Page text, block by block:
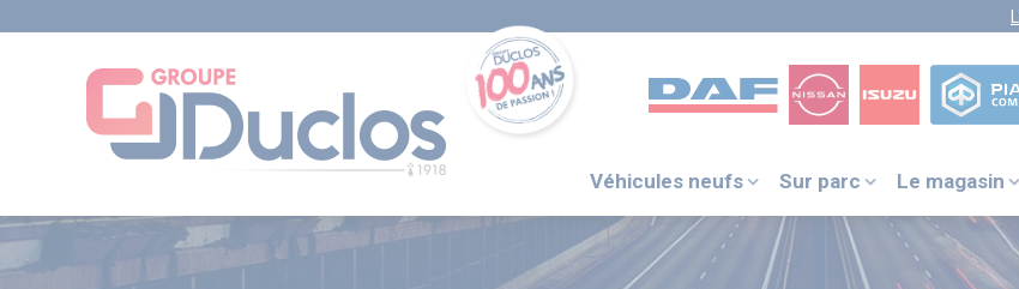
Véhicules neufs Sur parc Le magasin
VOTRE NUMÉRO UNIQUE
PIÈCES DÉTACHÉES :
0 805 29 33
33